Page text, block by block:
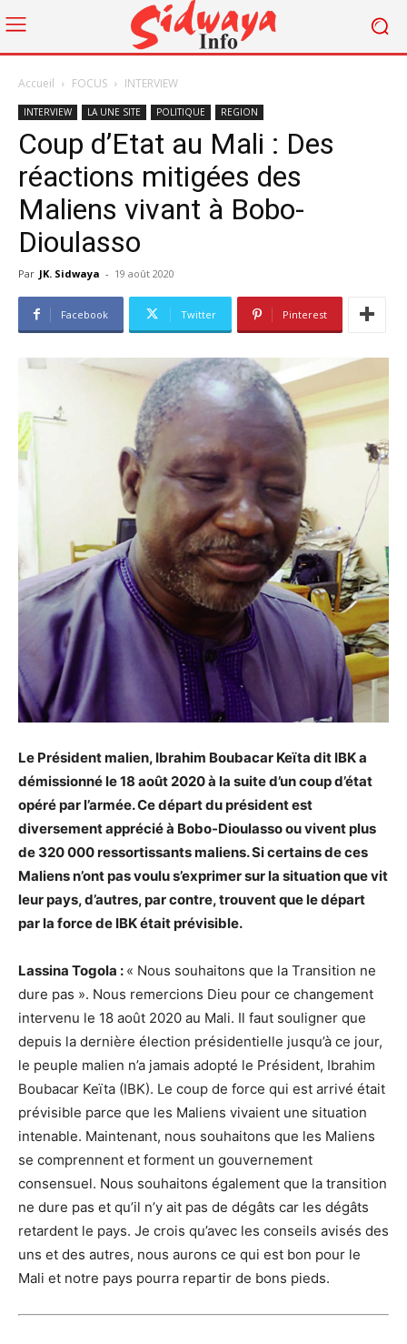
Accueil FOCUS INTERVIEW
INTERVIEW LA UNE SITE POLITIQUE REGION
Coup d’Etat au Mali : Des
réactions mitigées des
Maliens vivant à Bobo-
Dioulasso
Par JK. Sidwaya - 19 août 2020
Facebook Twitter Pinterest
Le Président malien, Ibrahim Boubacar Keïta dit IBK a
démissionné le 18 août 2020 à la suite d’un coup d’état
opéré par l’armée. Ce départ du président est
diversement apprécié à Bobo-Dioulasso ou vivent plus
de 320 000 ressortissants maliens. Si certains de ces
Maliens n’ont pas voulu s’exprimer sur la situation que vit
leur pays, d’autres, par contre, trouvent que le départ
par la force de IBK était prévisible.
Lassina Togola : « Nous souhaitons que la Transition ne
dure pas ». Nous remercions Dieu pour ce changement
intervenu le 18 août 2020 au Mali. Il faut souligner que
depuis la dernière élection présidentielle jusqu’à ce jour,
le peuple malien n’a jamais adopté le Président, Ibrahim
Boubacar Keïta (IBK). Le coup de force qui est arrivé était
prévisible parce que les Maliens vivaient une situation
intenable. Maintenant, nous souhaitons que les Maliens
se comprennent et forment un gouvernement
consensuel. Nous souhaitons également que la transition
ne dure pas et qu’il n’y ait pas de dégâts car les dégâts
retardent le pays. Je crois qu’avec les conseils avisés des
uns et des autres, nous aurons ce qui est bon pour le
Mali et notre pays pourra repartir de bons pieds.